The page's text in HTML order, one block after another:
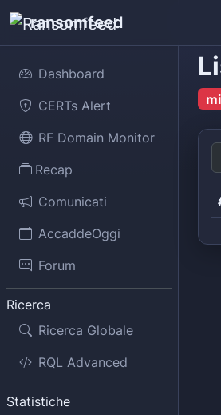
ransomfeed
Dashboard
CERTs Alert
RF Domain Monitor
Recap
Comunicati
AccaddeOggi
Forum
Ricerca
Ricerca Globale
RQL Advanced
Statistiche